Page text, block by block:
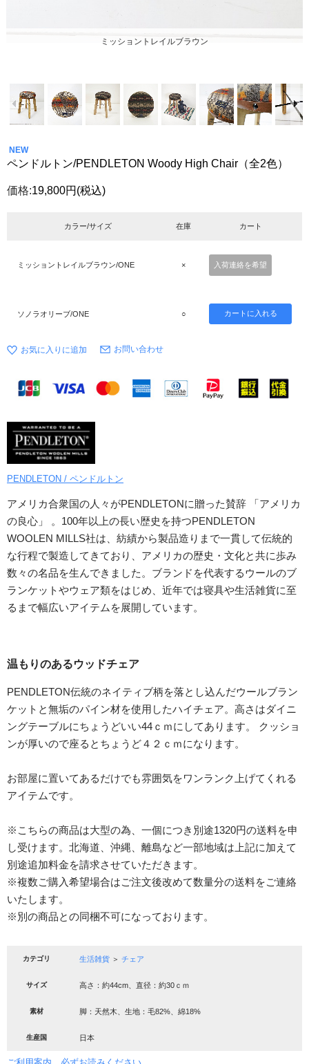
ミッショントレイルブラウン
NEW
ペンドルトン/PENDLETON Woody High Chair（全2色）
価格:19,800円 (税込)
カラー/サイズ 在庫 カート
ミッショントレイルブラウン/ONE × 入荷連絡を希望
ソノラオリーブ/ONE ○
お問い合わせ
PENDLETON / ペンドルトン
アメリカ合衆国の人々がPENDLETONに贈った賛辞 「アメリカ
の良心」 。100年以上の長い歴史を持つPENDLETON
WOOLEN MILLS社は、紡績から製品造りまで一貫して伝統的
な行程で製造してきており、アメリカの歴史・文化と共に歩み
数々の名品を生んできました。ブランドを代表するウールのブ
ランケットやウェア類をはじめ、近年では寝具や生活雑貨に至
るまで幅広いアイテムを展開しています。
温もりのあるウッドチェア
PENDLETON伝統のネイティブ柄を落とし込んだウールブラン
ケットと無垢のパイン材を使用したハイチェア。高さはダイニ
ングテーブルにちょうどいい44ｃｍにしてあります。 クッショ
ンが厚いので座るとちょうど４２ｃｍになります。
お部屋に置いてあるだけでも雰囲気をワンランク上げてくれる
アイテムです。
※こちらの商品は大型の為、一個につき別途1320円の送料を申
し受けます。北海道、沖縄、離島など一部地域は上記に加えて
別途追加料金を請求させていただきます。
※複数ご購入希望場合はご注文後改めて数量分の送料をご連絡
いたします。
※別の商品との同梱不可になっております。
カテゴリ 生活雑貨 ＞ チェア
サイズ 高さ：約44cm、直径：約30ｃｍ
素材 脚：天然木、生地：毛82%、綿18%
生産国 日本